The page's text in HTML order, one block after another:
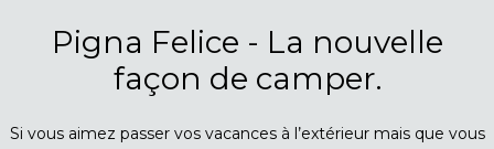
Pigna Felice - La nouvelle
façon de camper.
Si vous aimez passer vos vacances à l’extérieur mais que vous